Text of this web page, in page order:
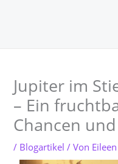
Jupiter im
– Ein
Chancen
/ Blogartikel / Von Eileen